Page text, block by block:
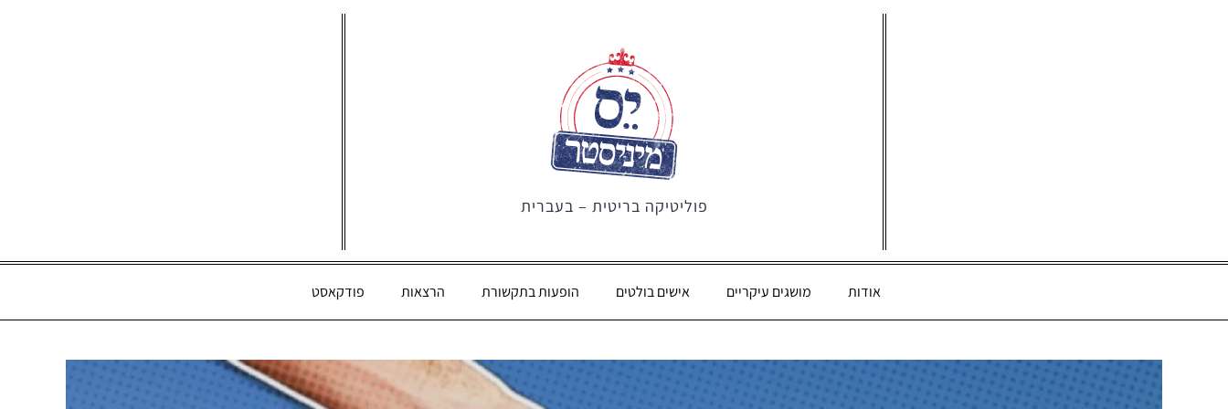
פוליטיקה בריטית – בעברית
אודות מושגים עיקריים אישים בולטים הופעות בתקשורת הרצאות פודקאסט